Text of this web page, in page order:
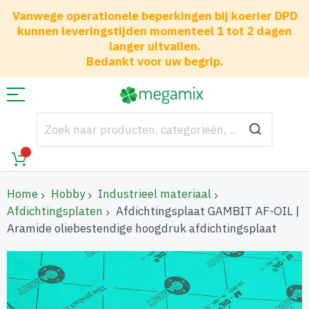
Vanwege operationele beperkingen bij koerier DPD
kunnen leveringstijden momenteel 1 tot 2 dagen
langer uitvallen.
Bedankt voor uw begrip.
Home Hobby
Industrieel materiaal
Afdichtingsplaten
Afdichtingsplaat GAMBIT AF-OIL |
Aramide oliebestendige hoogdruk afdichtingsplaat
het
einde
van